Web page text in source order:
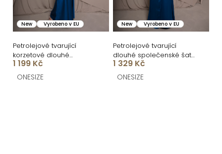
New Vyrobeno v EU
Petrolejové tvarující
korzetové dlouhé
společenské šaty
BRANFLA
1 199 Kč
ONESIZE
New Vyrobeno v EU
Petrolejové tvarující
dlouhé společenské šaty
CRUNCHA na jedno
rameno
1 329 Kč
ONESIZE